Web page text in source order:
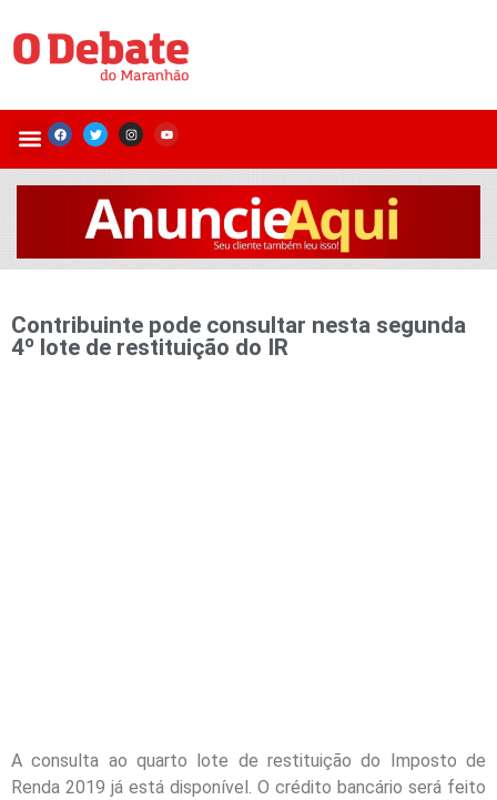
Contribuinte pode consultar nesta segunda
4º lote de restituição do IR
A consulta ao quarto lote de restituição do Imposto de
Renda 2019 já está disponível. O crédito bancário será feito